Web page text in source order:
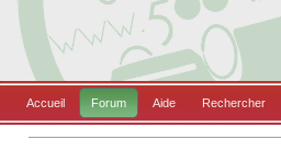
Accueil Forum Aide Rechercher